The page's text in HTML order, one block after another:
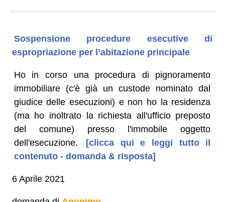
Sospensione procedure esecutive di
espropriazione per l’abitazione principale
Ho in corso una procedura di pignoramento
immobiliare (c'è già un custode nominato dal
giudice delle esecuzioni) e non ho la residenza
(ma ho inoltrato la richiesta all'ufficio preposto
del comune) presso l'immobile oggetto
dell'esecuzione.
[clicca qui e leggi tutto il
contenuto - domanda & risposta]
6 Aprile 2021